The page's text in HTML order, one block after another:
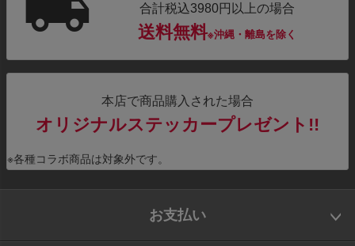
合計税込3980円以上の場合
送料無料※沖縄・離島を除く
本店で商品購入された場合
オリジナルステッカープレゼント!!
※各種コラボ商品は対象外です。
お支払い